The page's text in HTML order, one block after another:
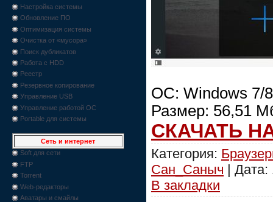
Настройка системы
Обновление ПО
Оптимизация системы
Очистка от «мусора»
Поиск дубликатов
Работа с HDD
Реестр
Резервное копирование
Управление USB
Управление работой ОС
Portable для системы
Сеть и интернет
Soft для сети
FTP
Torrent
Web-редакторы
Аватары и смайлы
ОС: Windows 7/
Размер: 56,51
СКАЧАТЬ
Категория:
Сан_Саныч | Дата:
В закладки